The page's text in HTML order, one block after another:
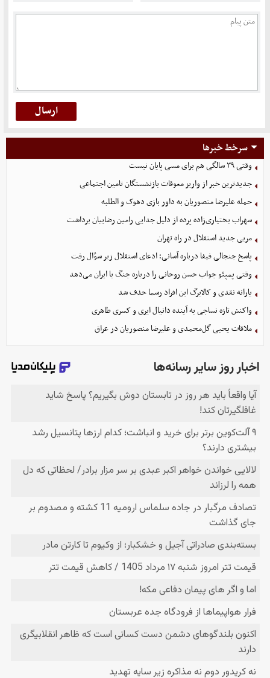
سرخط خبرها
وقتی ۳۹ سالگی هم برای مسی پایان نیست
جدیدترین خبر از واریز معوقات بازنشستگان تامین اجتماعی
حمله علیرضا منصوریان به داور بازی دهوک و الطلبه
سهراب بختیاری‌زاده پرده از دلیل جدایی رامین رضاییان برداشت
مربی جدید استقلال در راه تهران
پاسخ جنجالی فیفا درباره آسانی؛ ادعای استقلال زیر سؤال رفت
وقتی پمپئو جواب حسن روحانی را درباره جنگ با ایران می‌دهد
یارانه نقدی و کالابرگ این افراد رسما حذف شد
واکنش تازه نساجی به آینده دانیال ایری و کسری طاهری
ملاقات یحیی گل‌محمدی و علیرضا منصوریان در عراق